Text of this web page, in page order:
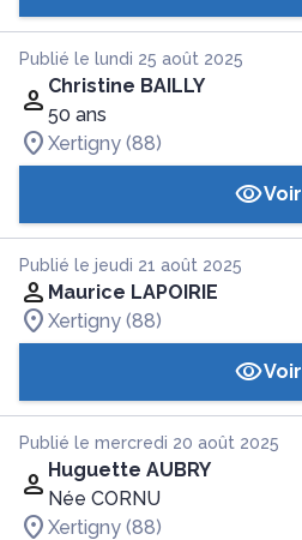
Publié le lundi 25 août 2025
Christine BAILLY
50 ans
Xertigny (88)
Voir
Publié le jeudi 21 août 2025
Maurice LAPOIRIE
Xertigny (88)
Voir
Publié le mercredi 20 août 2025
Huguette AUBRY
Née CORNU
Xertigny (88)